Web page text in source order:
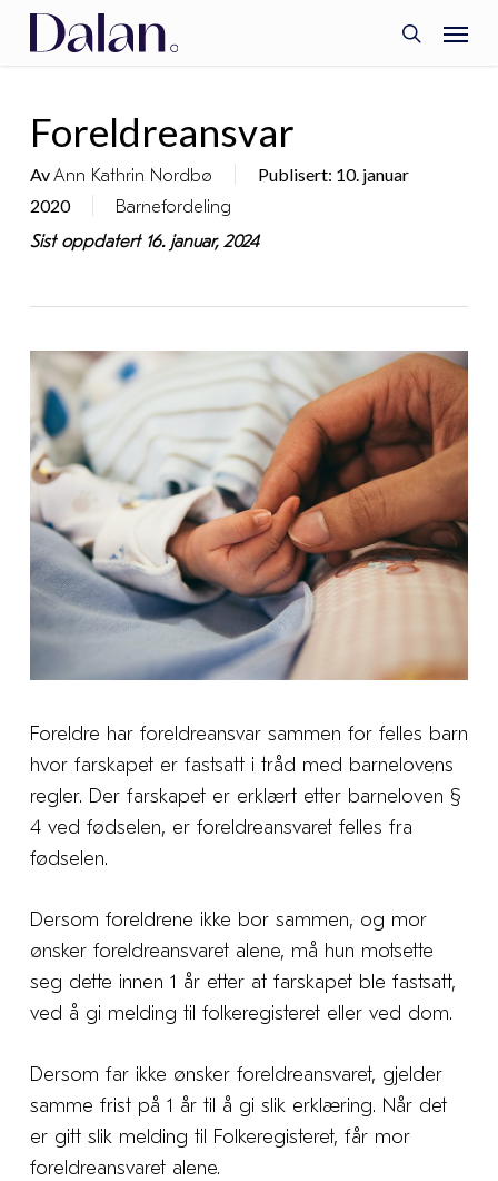
Skip
search
Menu
Foreldreansvar
AvAnn Kathrin Nordbø
Publisert: 10. januar
2020
Barnefordeling
Sist oppdatert 16. januar, 2024
Foreldre har foreldreansvar sammen for felles barn
hvor farskapet er fastsatt i tråd med barnelovens
regler. Der farskapet er erklært etter barneloven §
4 ved fødselen, er foreldreansvaret felles fra
fødselen.
Dersom foreldrene ikke bor sammen, og mor
ønsker foreldreansvaret alene, må hun motsette
seg dette innen 1 år etter at farskapet ble fastsatt,
ved å gi melding til folkeregisteret eller ved dom.
Dersom far ikke ønsker foreldreansvaret, gjelder
samme frist på 1 år til å gi slik erklæring. Når det
er gitt slik melding til Folkeregisteret, får mor
foreldreansvaret alene.